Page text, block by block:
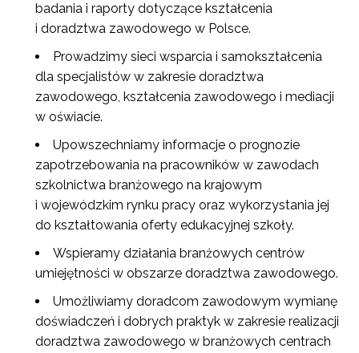
badania i raporty dotyczące kształcenia
i doradztwa zawodowego w Polsce.
Prowadzimy sieci wsparcia i samokształcenia
dla specjalistów w zakresie doradztwa
zawodowego, kształcenia zawodowego i mediacji
w oświacie.
Upowszechniamy informacje o prognozie
zapotrzebowania na pracowników w zawodach
szkolnictwa branżowego na krajowym
i wojewódzkim rynku pracy oraz wykorzystania jej
do kształtowania oferty edukacyjnej szkoły.
Wspieramy działania branżowych centrów
umiejętności w obszarze doradztwa zawodowego.
Umożliwiamy doradcom zawodowym wymianę
doświadczeń i dobrych praktyk w zakresie realizacji
doradztwa zawodowego w branżowych centrach